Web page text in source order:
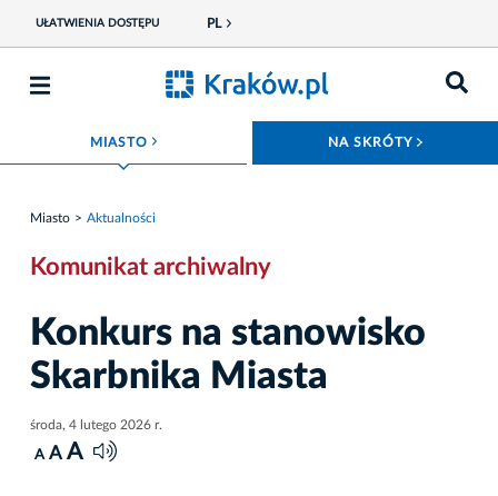
UŁATWIENIA DOSTĘPU PL
MIASTO ROZWIŃ MENU NA SKRÓTY
Miasto Aktualności
Komunikat archiwalny
Konkurs na stanowisko
Skarbnika Miasta
środa, 4 lutego 2026 r.
A A A